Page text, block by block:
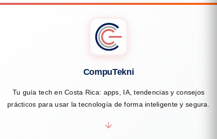
CompuTekni
Tu guía tech en Costa Rica: apps, IA, tendencias y consejos
prácticos para usar la tecnología de forma inteligente y segura.